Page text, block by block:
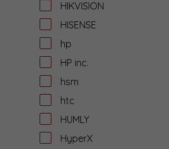
HIKVISION
HISENSE
hp
HP inc.
hsm
htc
HUMLY
HyperX